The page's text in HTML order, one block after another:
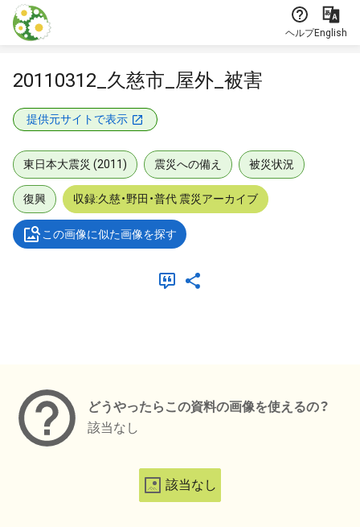
本文に飛ぶ
ヘルプEnglish
20110312_久慈市_屋外_被害
提供元サイトで表示
東日本大震災 (2011) 震災への備え 被災状況
復興 収録:久慈・野田・普代 震災アーカイブ
この画像に似た画像を探す
どうやったらこの資料の画像を使えるの？
該当なし
該当なし